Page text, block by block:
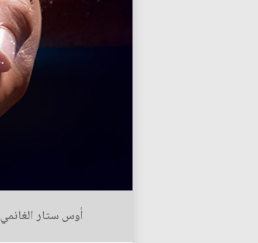
أوس ستار الغانمي